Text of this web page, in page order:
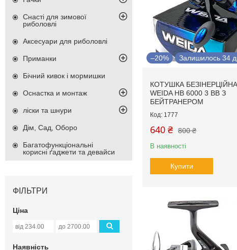
–20% Залишилось 34
КОТУШКА БЕЗІНЕРЦІЙНА
WEIDA HB 6000 3 BB З
БЕЙТРАНЕРОМ
1777
800 ₴
640 ₴
В наявності
Купити
Снасті для зимової
риболовлі
Аксесуари для риболовлі
Приманки
Бічний кивок і мормишки
Оснастка и монтаж
ліски та шнури
Дім, Сад, Оборо
Багатофункціональні
корисні ґаджети та девайси
ФІЛЬТРИ
Ціна
Наявність